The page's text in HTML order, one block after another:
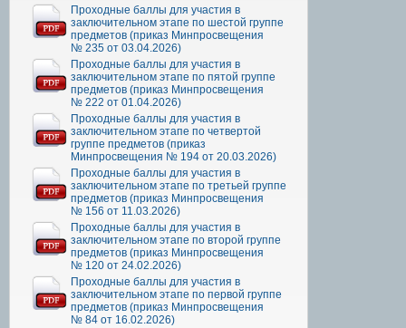
Проходные баллы для участия в
заключительном этапе по шестой группе
предметов (приказ Минпросвещения
№ 235 от 03.04.2026)
Проходные баллы для участия в
заключительном этапе по пятой группе
предметов (приказ Минпросвещения
№ 222 от 01.04.2026)
Проходные баллы для участия в
заключительном этапе по четвертой
группе предметов (приказ
Минпросвещения № 194 от 20.03.2026)
Проходные баллы для участия в
заключительном этапе по третьей группе
предметов (приказ Минпросвещения
№ 156 от 11.03.2026)
Проходные баллы для участия в
заключительном этапе по второй группе
предметов (приказ Минпросвещения
№ 120 от 24.02.2026)
Проходные баллы для участия в
заключительном этапе по первой группе
предметов (приказ Минпросвещения
№ 84 от 16.02.2026)